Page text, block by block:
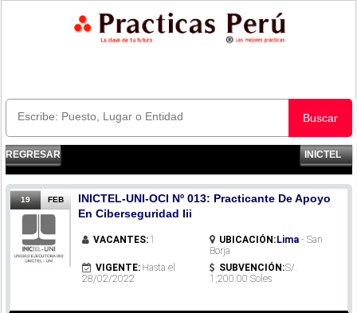
Buscar
REGRESAR INICTEL
19 FEB
INICTEL-UNI-OCI Nº 013: Practicante De Apoyo
En Ciberseguridad Iii
VACANTES: 1 UBICACIÓN: Lima - San
Borja
VIGENTE: Hasta el
28/02/2022
SUBVENCIÓN:S/.
1,200.00 Soles